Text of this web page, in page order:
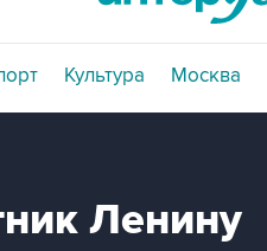
Культура Москва
Ленину